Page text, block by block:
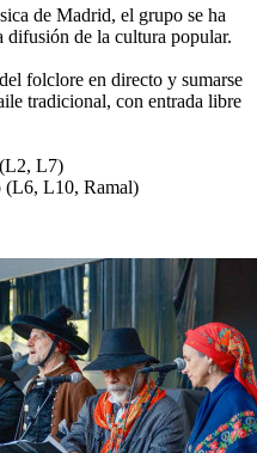
de Madrid, el grupo se ha
difusión de la cultura popular.
folclore en directo y sumarse
tradicional, con entrada libre
(L2, L7)
(L6, L10, Ramal)